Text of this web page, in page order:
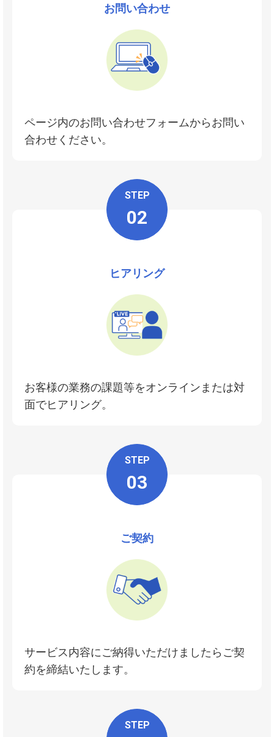
お問い合わせ
ページ内のお問い合わせフォームからお問い
合わせください。
STEP
02
ヒアリング
お客様の業務の課題等をオンラインまたは対
面でヒアリング。
STEP
03
ご契約
サービス内容にご納得いただけましたらご契
約を締結いたします。
STEP